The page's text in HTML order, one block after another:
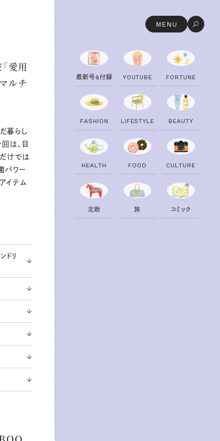
MENU
愛用
ルチ
暮らし
は、目
けでは
パワー
イテム
ドリ
最新号&付録 YO UTU B E FO RTU N E
FAS H I O N LI FESTYLE B EAUTY
H EALTH FO O D CU LTU RE
北欧 旅 コ ミ ック